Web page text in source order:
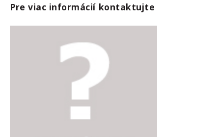
Pre viac informácií kontaktujte